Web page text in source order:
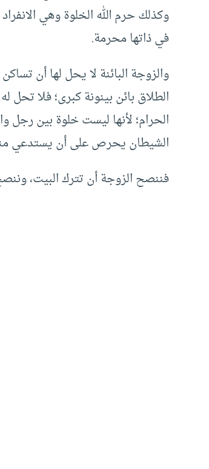
وكذلك حرم الله الخلوة وهي
في ذاتها محرمة.
والزوجة البائنة لا يحل لها أن
الطلاق بائن بينونة كبرى؛ فلا تحل
الحرام؛ لأنها ليست خلوة بين رجل
الشيطان يحرص على أن يستدعي
فننصح الزوجة أن تترك البيت،